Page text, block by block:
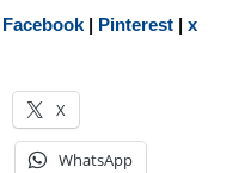
Facebook | Pinterest |x
X
WhatsApp